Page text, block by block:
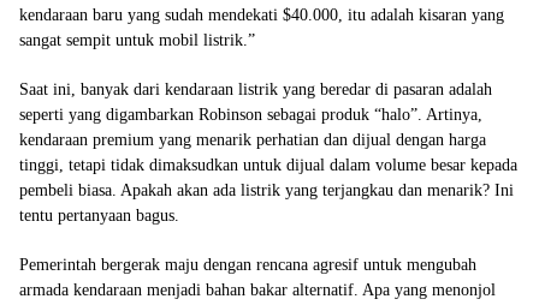
kendaraan baru yang sudah mendekati $40.000, itu adalah kisaran yang
sangat sempit untuk mobil listrik.”
Saat ini, banyak dari kendaraan listrik yang beredar di pasaran adalah
seperti yang digambarkan Robinson sebagai produk “halo”. Artinya,
kendaraan premium yang menarik perhatian dan dijual dengan harga
tinggi, tetapi tidak dimaksudkan untuk dijual dalam volume besar kepada
pembeli biasa. Apakah akan ada listrik yang terjangkau dan menarik? Ini
tentu pertanyaan bagus.
Pemerintah bergerak maju dengan rencana agresif untuk mengubah
armada kendaraan menjadi bahan bakar alternatif. Apa yang menonjol